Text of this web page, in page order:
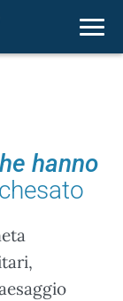
hanno